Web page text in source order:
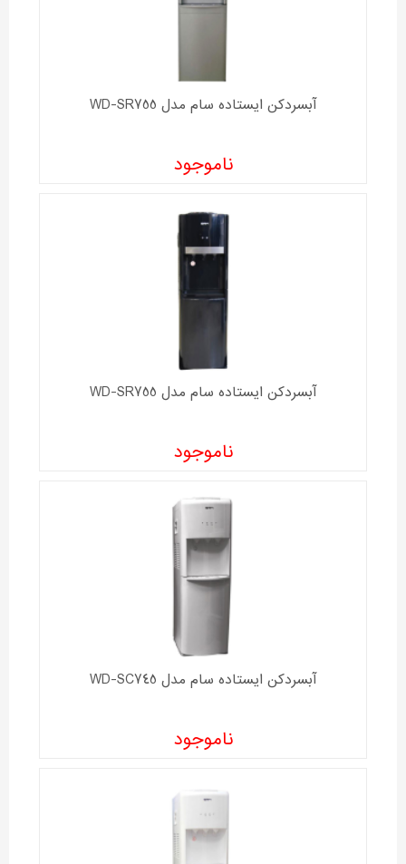
آبسردکن ایستاده سام مدل WD-SR755
ناموجود
آبسردکن ایستاده سام مدل WD-SR755
ناموجود
آبسردکن ایستاده سام مدل WD-SC745
ناموجود